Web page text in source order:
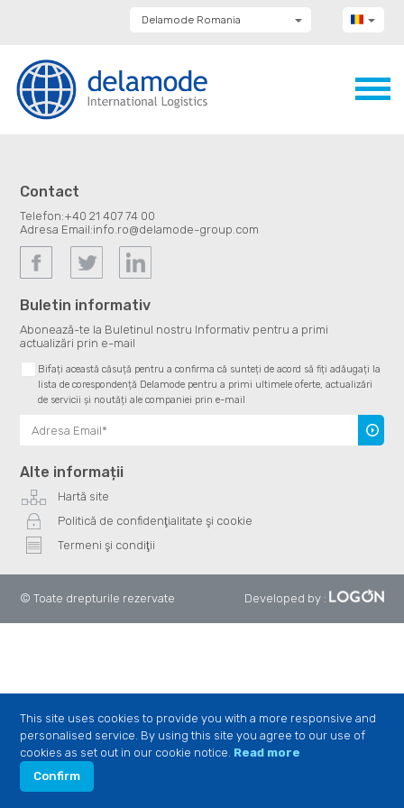
Delamode Romania
Delamode Bulgaria
Delamode Estonia
Delamode Latvia
Contact
Telefon:+40 21 407 74 00
Adresa Email:info.ro@delamode-group.com
Buletin informativ
Abonează-te la Buletinul nostru Informativ pentru a primi
actualizări prin e-mail
Bifați această căsuță pentru a confirma că sunteți de acord să fiți adăugați la
lista de corespondență Delamode pentru a primi ultimele oferte, actualizări
de servicii și noutăți ale companiei prin e-mail
Alte informații
Hartă site
Politică de confidenţialitate şi cookie
Termeni şi condiţii
© Toate drepturile rezervate Developed by :
This site uses cookies to provide you with a more responsive and
personalised service. By using this site you agree to our use of
cookies as set out in our cookie notice. Read more
Confirm